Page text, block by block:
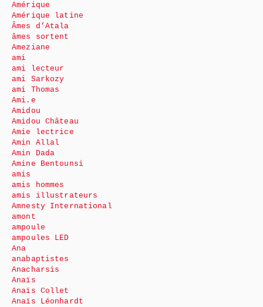
Amérique
Amérique latine
Âmes d’Atala
âmes sortent
Ameziane
ami
ami lecteur
ami Sarkozy
ami Thomas
Ami.e
Amidou
Amidou Château
Amie lectrice
Amin Allal
Amin Dada
Amine Bentounsi
amis
amis hommes
amis illustrateurs
Amnesty International
amont
ampoule
ampoules LED
Ana
anabaptistes
Anacharsis
Anaïs
Anaïs Collet
Anaïs Léonhardt